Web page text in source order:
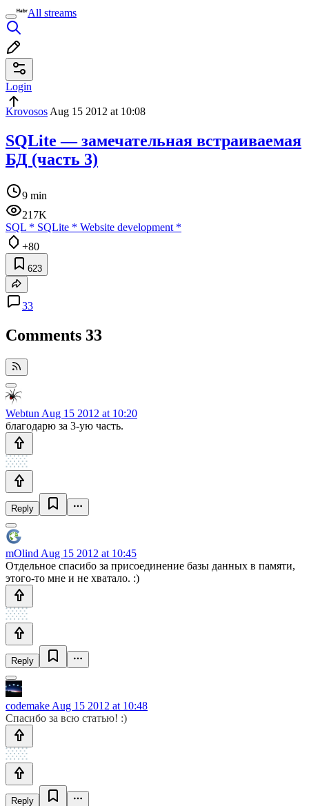
All streams
Login
Krovosos Aug 15 2012 at 10:08
SQLite — замечательная встраиваемая
БД (часть 3)
9 min
217K
SQL * SQLite * Website development *
+80
623
33
Comments 33
Webtun Aug 15 2012 at 10:20
благодарю за 3-ую часть.
Reply
mOlind Aug 15 2012 at 10:45
Отдельное спасибо за присоединение базы данных в памяти,
этого-то мне и не хватало. :)
Reply
codemake Aug 15 2012 at 10:48
Спасибо за всю статью! :)
Reply